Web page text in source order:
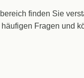
finden Sie
Fragen und